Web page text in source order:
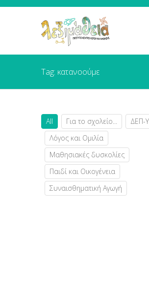
Tag: κατανοούμε
All Για το σχολείο...
ΔΕΠ-Υ
Λόγος και Ομιλία
Μαθησιακές δυσκολίες
Παιδί και Οικογένεια
Συναισθηματική Αγωγή